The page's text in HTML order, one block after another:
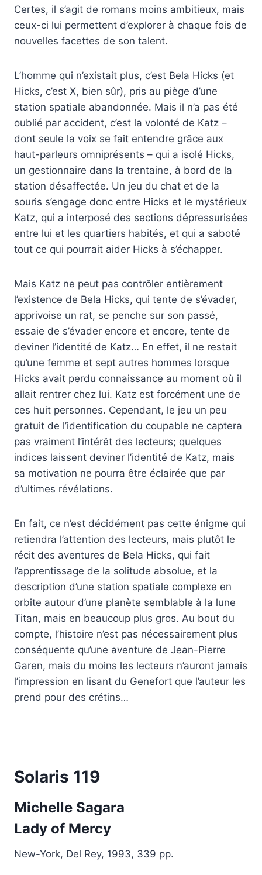
Certes, il s’agit de romans moins ambitieux, mais
ceux-ci lui permettent d’explorer à chaque fois de
nouvelles facettes de son talent.
L’homme qui n’existait plus, c’est Bela Hicks (et
Hicks, c’est X, bien sûr), pris au piège d’une
station spatiale abandonnée. Mais il n’a pas été
oublié par accident, c’est la volonté de Katz –
dont seule la voix se fait entendre grâce aux
haut-parleurs omniprésents – qui a isolé Hicks,
un gestionnaire dans la trentaine, à bord de la
station désaffectée. Un jeu du chat et de la
souris s’engage donc entre Hicks et le mystérieux
Katz, qui a interposé des sections dépressurisées
entre lui et les quartiers habités, et qui a saboté
tout ce qui pourrait aider Hicks à s’échapper.
Mais Katz ne peut pas contrôler entièrement
l’existence de Bela Hicks, qui tente de s’évader,
apprivoise un rat, se penche sur son passé,
essaie de s’évader encore et encore, tente de
deviner l’identité de Katz… En effet, il ne restait
qu’une femme et sept autres hommes lorsque
Hicks avait perdu connaissance au moment où il
allait rentrer chez lui. Katz est forcément une de
ces huit personnes. Cependant, le jeu un peu
gratuit de l’identification du coupable ne captera
pas vraiment l’intérêt des lecteurs; quelques
indices laissent deviner l’identité de Katz, mais
sa motivation ne pourra être éclairée que par
d’ultimes révélations.
En fait, ce n’est décidément pas cette énigme qui
retiendra l’attention des lecteurs, mais plutôt le
récit des aventures de Bela Hicks, qui fait
l’apprentissage de la solitude absolue, et la
description d’une station spatiale complexe en
orbite autour d’une planète semblable à la lune
Titan, mais en beaucoup plus gros. Au bout du
compte, l’histoire n’est pas nécessairement plus
conséquente qu’une aventure de Jean-Pierre
Garen, mais du moins les lecteurs n’auront jamais
l’impression en lisant du Genefort que l’auteur les
prend pour des crétins…
Solaris 119
Michelle Sagara
Lady of Mercy
New-York, Del Rey, 1993, 339 pp.